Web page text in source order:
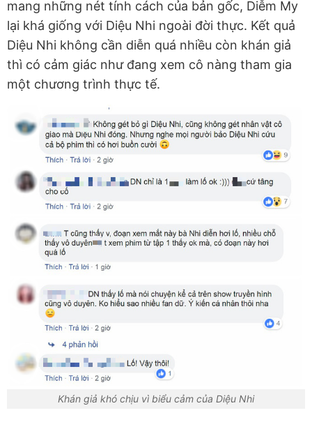
mang những nét tính cách của bản gốc, Diễm My
lại khá giống với Diệu Nhi ngoài đời thực. Kết quả
Diệu Nhi không cần diễn quá nhiều còn khán giả
thì có cảm giác như đang xem cô nàng tham gia
một chương trình thực tế.
Khán giả khó chịu vì biểu cảm của Diệu Nhi